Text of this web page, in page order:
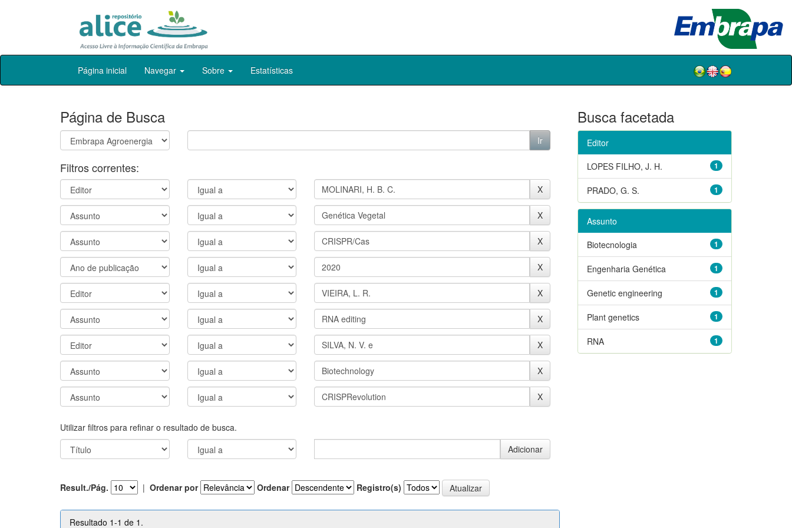
Skip
Página inicial Navegar Sobre Estatísticas
Página de Busca
Filtros correntes:
Utilizar filtros para refinar o resultado de busca.
Result./Pág. | Ordenar por Ordenar Registro(s)
Resultado 1-1 de 1.
Busca facetada
Editor
1
LOPES FILHO, J. H.
1
PRADO, G. S.
Assunto
1
Biotecnologia
1
Engenharia Genética
1
Genetic engineering
1
Plant genetics
1
RNA